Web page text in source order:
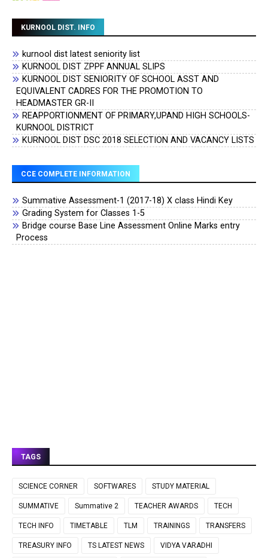
KURNOOL DIST. INFO
kurnool dist latest seniority list
KURNOOL DIST ZPPF ANNUAL SLIPS
KURNOOL DIST SENIORITY OF SCHOOL ASST AND
EQUIVALENT CADRES FOR THE PROMOTION TO
HEADMASTER GR-II
REAPPORTIONMENT OF PRIMARY,UPAND HIGH SCHOOLS-
KURNOOL DISTRICT
KURNOOL DIST DSC 2018 SELECTION AND VACANCY LISTS
CCE COMPLETE INFORMATION
Summative Assessment-1 (2017-18) X class Hindi Key
Grading System for Classes 1-5
Bridge course Base Line Assessment Online Marks entry
Process
TAGS
SCIENCE CORNER SOFTWARES STUDY MATERIAL
SUMMATIVE Summative 2 TEACHER AWARDS TECH
TECH INFO TIMETABLE TLM TRAININGS TRANSFERS
TREASURY INFO TS LATEST NEWS VIDYA VARADHI